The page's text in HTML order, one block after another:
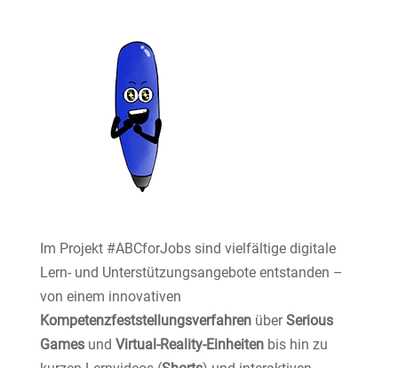
Im Projekt #ABCforJobs sind vielfältige digitale
Lern- und Unterstützungsangebote entstanden –
von einem innovativen
KompetenzfeststellungsverfahrenüberSerious
Gamesund Virtual-Reality-Einheitenbis hin zu